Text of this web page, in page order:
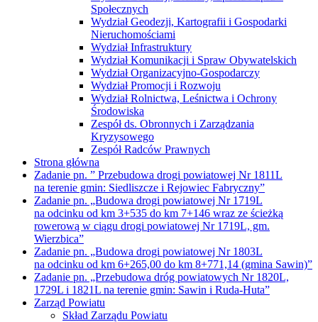
Społecznych
Wydział Geodezji, Kartografii i Gospodarki
Nieruchomościami
Wydział Infrastruktury
Wydział Komunikacji i Spraw Obywatelskich
Wydział Organizacyjno-Gospodarczy
Wydział Promocji i Rozwoju
Wydział Rolnictwa, Leśnictwa i Ochrony
Środowiska
Zespół ds. Obronnych i Zarządzania
Kryzysowego
Zespół Radców Prawnych
Strona główna
Zadanie pn. ” Przebudowa drogi powiatowej Nr 1811L
na terenie gmin: Siedliszcze i Rejowiec Fabryczny”
Zadanie pn. „Budowa drogi powiatowej Nr 1719L
na odcinku od km 3+535 do km 7+146 wraz ze ścieżką
rowerową w ciągu drogi powiatowej Nr 1719L, gm.
Wierzbica”
Zadanie pn. „Budowa drogi powiatowej Nr 1803L
na odcinku od km 6+265,00 do km 8+771,14 (gmina Sawin)”
Zadanie pn. „Przebudowa dróg powiatowych Nr 1820L,
1729L i 1821L na terenie gmin: Sawin i Ruda-Huta”
Zarząd Powiatu
Skład Zarządu Powiatu